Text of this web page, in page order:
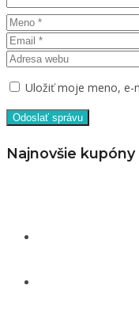
Uložiť moje meno, e-
Najnovšie kupóny